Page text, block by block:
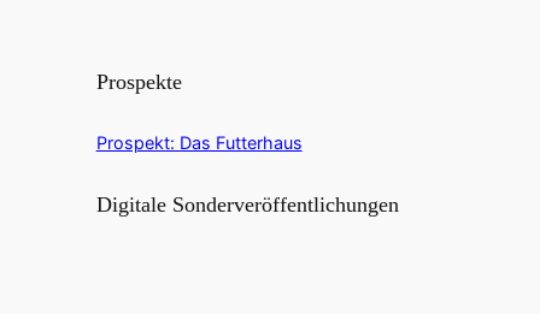
Prospekte
Prospekt: Das Futterhaus
Digitale Sonderveröffentlichungen